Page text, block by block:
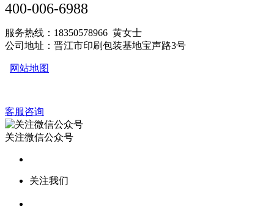
400-006-6988
服务热线：18350578966 黄女士
公司地址：晋江市印刷包装基地宝声路3号
网站地图
客服咨询
关注微信公众号
关注我们